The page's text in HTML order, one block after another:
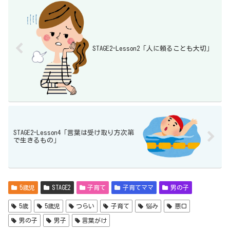
STAGE2-Lesson2「人に頼ることも大切」
STAGE2-Lesson4「言葉は受け取り方次第
で生きるもの」
5歳児 STAGE2 子育て 子育てママ 男の子
5歳 5歳児 つらい 子育て 悩み 悪口
男の子 男子 言葉がけ